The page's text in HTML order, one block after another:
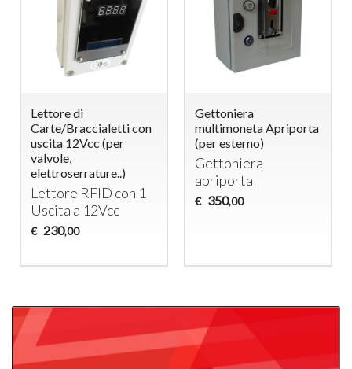
Lettore di
Carte/Braccialetti con
uscita 12Vcc (per
valvole,
elettroserrature..)
Lettore RFID con 1
Uscita a 12Vcc
€ 230,00
Gettoniera
multimoneta Apriporta
(per esterno)
Gettoniera
apriporta
€ 350,00